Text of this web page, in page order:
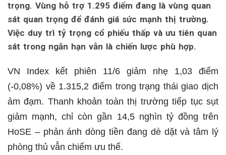
trọng. Vùng hỗ trợ 1.295 điểm đang là vùng quan
sát quan trọng để đánh giá sức mạnh thị trường.
Việc duy trì tỷ trọng cổ phiếu thấp và ưu tiên quan
sát trong ngắn hạn vẫn là chiến lược phù hợp.
VN Index kết phiên 11/6 giảm nhẹ 1,03 điểm
(-0,08%) về 1.315,2 điểm trong trạng thái giao dịch
ảm đạm. Thanh khoản toàn thị trường tiếp tục sụt
giảm mạnh, chỉ còn gần 14,5 nghìn tỷ đồng trên
HoSE – phản ánh dòng tiền đang dè dặt và tâm lý
phòng thủ vẫn chiếm ưu thế.